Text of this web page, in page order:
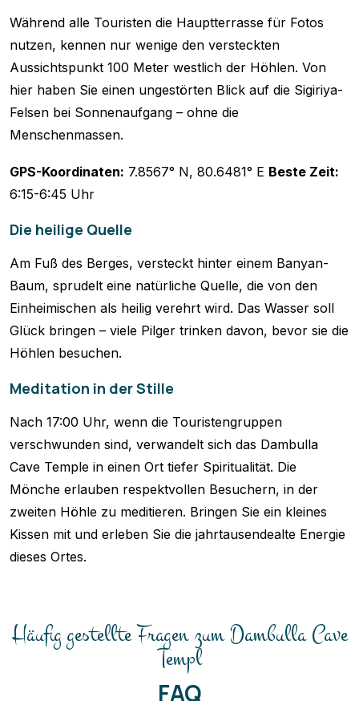
Während alle Touristen die Hauptterrasse für Fotos
nutzen, kennen nur wenige den versteckten
Aussichtspunkt 100 Meter westlich der Höhlen. Von
hier haben Sie einen ungestörten Blick auf die Sigiriya-
Felsen bei Sonnenaufgang – ohne die
Menschenmassen.
GPS-Koordinaten: 7.8567° N, 80.6481° E Beste Zeit:
6:15-6:45 Uhr
Die heilige Quelle
Am Fuß des Berges, versteckt hinter einem Banyan-
Baum, sprudelt eine natürliche Quelle, die von den
Einheimischen als heilig verehrt wird. Das Wasser soll
Glück bringen – viele Pilger trinken davon, bevor sie die
Höhlen besuchen.
Meditation in der Stille
Nach 17:00 Uhr, wenn die Touristengruppen
verschwunden sind, verwandelt sich das Dambulla
Cave Temple in einen Ort tiefer Spiritualität. Die
Mönche erlauben respektvollen Besuchern, in der
zweiten Höhle zu meditieren. Bringen Sie ein kleines
Kissen mit und erleben Sie die jahrtausendealte Energie
dieses Ortes.
Häufig gestellte Fragen zum Dambulla Cave
Templ
FAQ